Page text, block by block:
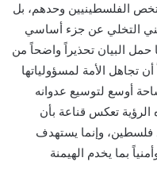
الفلسطينيين وحدهم، بل
التخلي عن جزء أساسي
حمل البيان تحذيراً واضحاً من
تجاهل الأمة لمسؤولياتها
أوسع لتوسيع عدوانه
تعكس قناعة بأن
فلسطين، وإنما يستهدف
بما يخدم الهيمنة